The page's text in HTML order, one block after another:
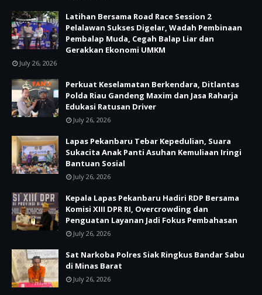
Latihan Bersama Road Race Session 2
Pelalawan Sukses Digelar, Wadah Pembinaan
Pembalap Muda, Cegah Balap Liar dan
Gerakkan Ekonomi UMKM
July 26, 2026
Perkuat Keselamatan Berkendara, Ditlantas
Polda Riau Gandeng Maxim dan Jasa Raharja
Edukasi Ratusan Driver
July 26, 2026
Lapas Pekanbaru Tebar Kepedulian, Suara
Sukacita Anak Panti Asuhan Kemuliaan Iringi
Bantuan Sosial
July 26, 2026
Kepala Lapas Pekanbaru Hadiri RDP Bersama
Komisi XIII DPR RI, Overcrowding dan
Penguatan Layanan Jadi Fokus Pembahasan
July 26, 2026
Sat Narkoba Polres Siak Ringkus Bandar Sabu
di Minas Barat
July 26, 2026